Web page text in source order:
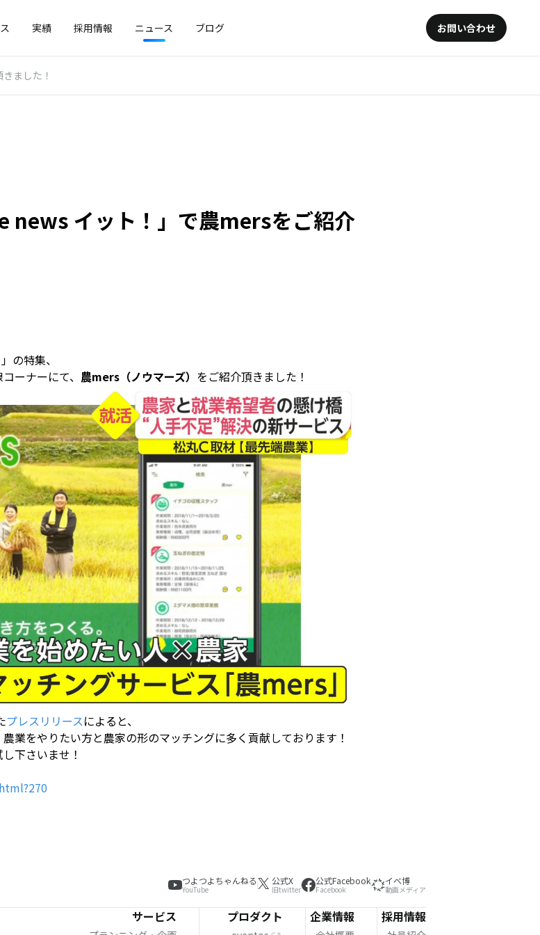
実績 採用情報 ニュース ブログ お問い合わせ
ました！
news イット！」で農mersをご紹介
の特集、
ーナーにて、 農mers（ノウマーズ） をご紹介頂きました！
プレスリリースによると、
業をやりたい方と農家の形のマッチングに多く貢献しております！
下さいませ！
つよつよちゃんねる
YouTube
公式X
旧twitter
公式Facebook
Facebook
イベ博
動画メディア
サービス プロダクト 企業情報 採用情報